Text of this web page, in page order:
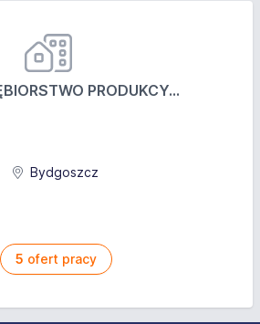
PRODUKCY...
Bydgoszcz
5 ofert pracy